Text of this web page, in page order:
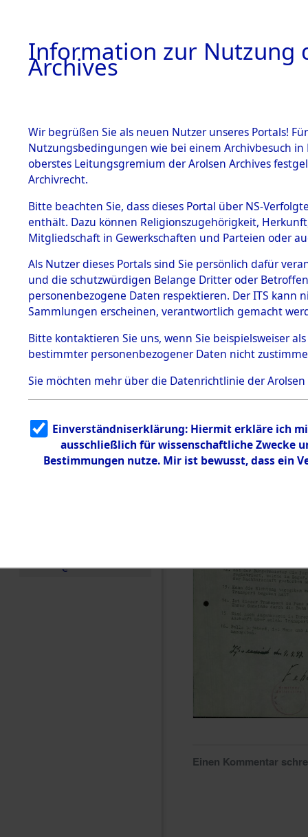
BESTÄNDE
1.
mente
5. Verschiedenes
5.3
Todesmärsche
5.3.1 Alliierte
Erhebungen
zu
Todesmärsch
en
5.3.2
g
5.3.3
Todesmärsch
e
von
Toter aus
Ort ihrer
0003
Einen Kommentar
Information zur Nutzung
Archives
Wir begrüßen Sie als neuen Nutzer unseres Portals!
Nutzungsbedingungen wie bei einem Archivbesuch
oberstes Leitungsgremium der Arolsen Archives
Archivrecht.
Bitte beachten Sie, dass dieses Portal über NS-
enthält. Dazu können Religionszugehörigkeit,
Mitgliedschaft in Gewerkschaften und Parteien oder
Als Nutzer dieses Portals sind Sie persönlich dafür
und die schutzwürdigen Belange Dritter oder
personenbezogene Daten respektieren. Der ITS
Sammlungen erscheinen, verantwortlich gemacht
Bitte kontaktieren Sie uns, wenn Sie beispielsweiser
bestimmter personenbezogener Daten nicht
Sie möchten mehr über die Datenrichtlinie der Arolsen
Einverständniserklärung: Hiermit erkläre ich
ausschließlich für wissenschaftliche Zwecke
Bestimmungen nutze. Mir ist bewusst, dass ein